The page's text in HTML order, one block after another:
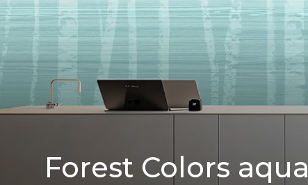
Forest Colors aqua